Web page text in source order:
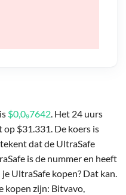
$0,0₉7642. Het 24 uurs
$31.331. De koers is
dat de UltraSafe
is de nummer en heeft
UltraSafe kopen? Dat kan.
kopen zijn: Bitvavo,